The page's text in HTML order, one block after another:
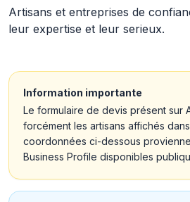
Artisans et entreprises de
leur expertise et leur serieux.
Information importante
Le formulaire de devis présent sur
forcément les artisans affichés
coordonnées ci-dessous
Business Profile disponibles